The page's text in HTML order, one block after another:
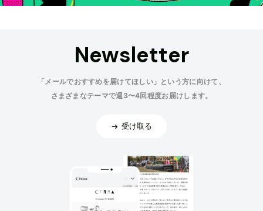
Newsletter
「メールでおすすめを届けてほしい」という方に向けて、
さまざまなテーマで週3〜4回程度お届けします。
受け取る